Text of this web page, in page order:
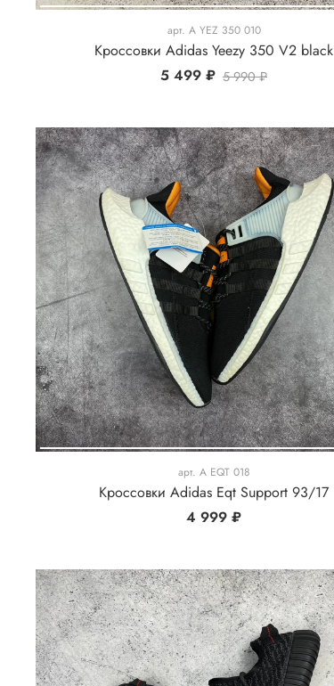
арт. A YEZ 350 010
Кроссовки Adidas Yeezy 350 V2 black
5 499 ₽ 5 990 ₽
арт. A EQT 018
Кроссовки Adidas Eqt Support 93/17
4 999 ₽